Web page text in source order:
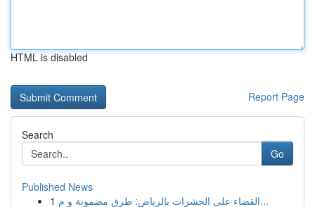
HTML is disabled
Report Page
Search
Go
Published News
1
القضاء على الحشرات بالرياض: طرق مضمونة و م...